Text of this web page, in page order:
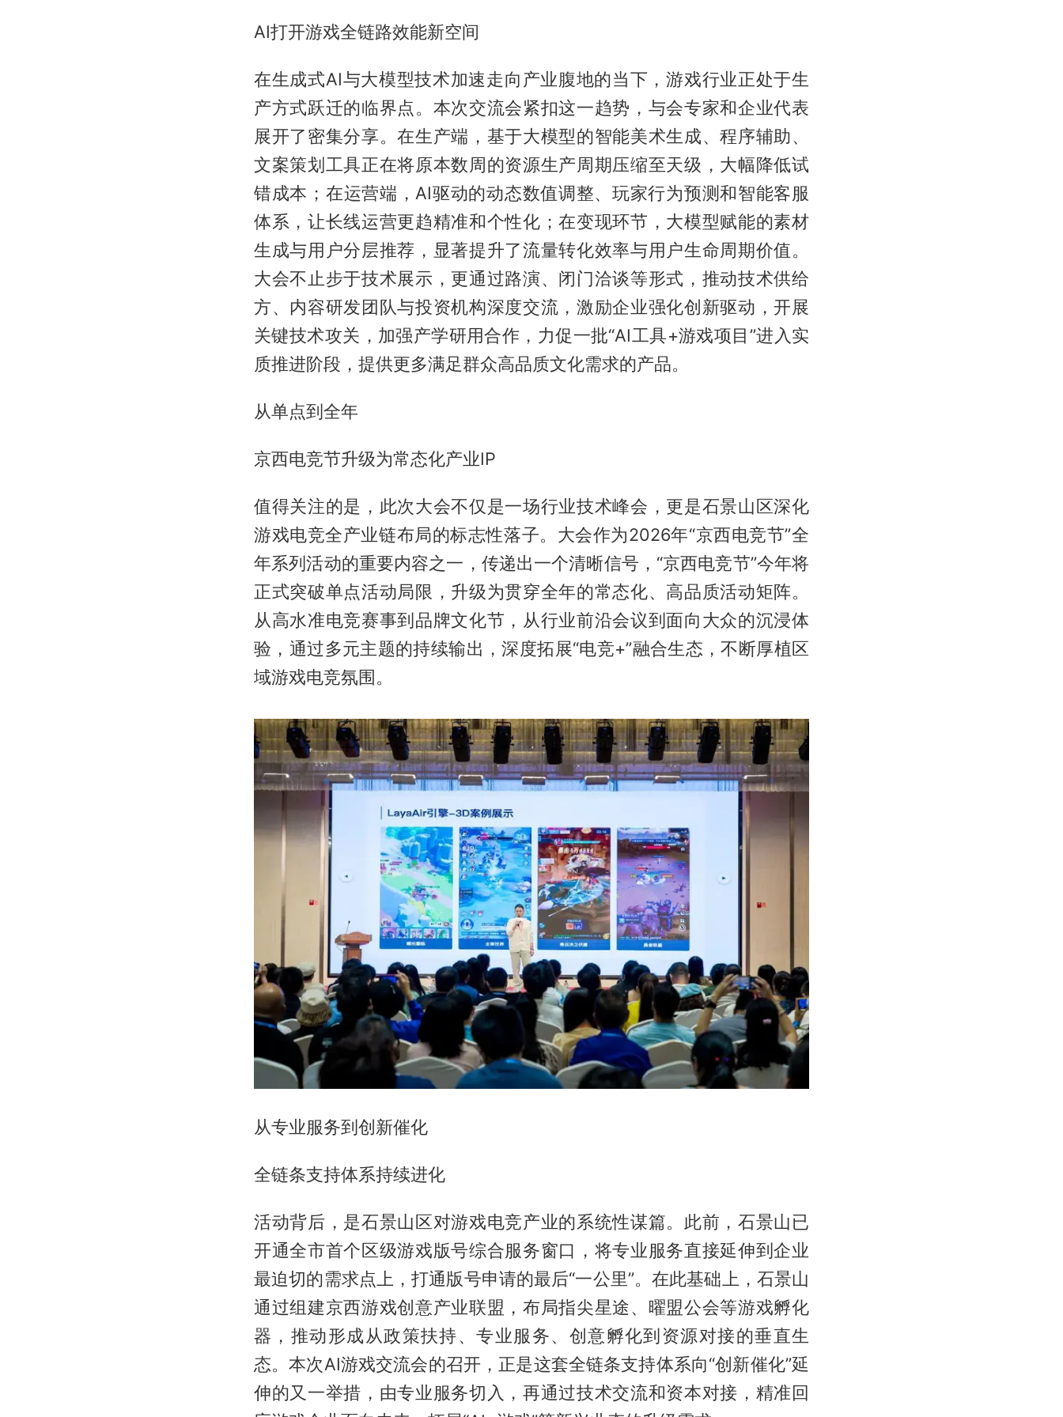
AI打开游戏全链路效能新空间
在生成式AI与大模型技术加速走向产业腹地的当下，游戏行业正处于生
产方式跃迁的临界点。本次交流会紧扣这一趋势，与会专家和企业代表
展开了密集分享。在生产端，基于大模型的智能美术生成、程序辅助、
文案策划工具正在将原本数周的资源生产周期压缩至天级，大幅降低试
错成本；在运营端，AI驱动的动态数值调整、玩家行为预测和智能客服
体系，让长线运营更趋精准和个性化；在变现环节，大模型赋能的素材
生成与用户分层推荐，显著提升了流量转化效率与用户生命周期价值。
大会不止步于技术展示，更通过路演、闭门洽谈等形式，推动技术供给
方、内容研发团队与投资机构深度交流，激励企业强化创新驱动，开展
关键技术攻关，加强产学研用合作，力促一批“AI工具+游戏项目”进入实
质推进阶段，提供更多满足群众高品质文化需求的产品。
从单点到全年
京西电竞节升级为常态化产业IP
值得关注的是，此次大会不仅是一场行业技术峰会，更是石景山区深化
游戏电竞全产业链布局的标志性落子。大会作为2026年“京西电竞节”全
年系列活动的重要内容之一，传递出一个清晰信号，“京西电竞节”今年将
正式突破单点活动局限，升级为贯穿全年的常态化、高品质活动矩阵。
从高水准电竞赛事到品牌文化节，从行业前沿会议到面向大众的沉浸体
验，通过多元主题的持续输出，深度拓展“电竞+”融合生态，不断厚植区
域游戏电竞氛围。
从专业服务到创新催化
全链条支持体系持续进化
活动背后，是石景山区对游戏电竞产业的系统性谋篇。此前，石景山已
开通全市首个区级游戏版号综合服务窗口，将专业服务直接延伸到企业
最迫切的需求点上，打通版号申请的最后“一公里”。在此基础上，石景山
通过组建京西游戏创意产业联盟，布局指尖星途、曜盟公会等游戏孵化
器，推动形成从政策扶持、专业服务、创意孵化到资源对接的垂直生
态。本次AI游戏交流会的召开，正是这套全链条支持体系向“创新催化”延
伸的又一举措，由专业服务切入，再通过技术交流和资本对接，精准回